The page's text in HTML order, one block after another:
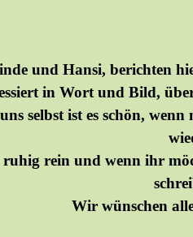
und Hansi, berichten
in Wort und Bild,
selbst ist es schön,
ruhig rein und wenn ihr
Wir wünschen